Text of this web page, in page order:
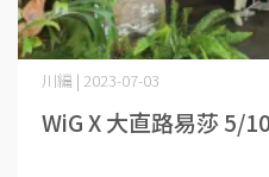
WiG X 大直路易莎 5/
川編 | 2023-07-03